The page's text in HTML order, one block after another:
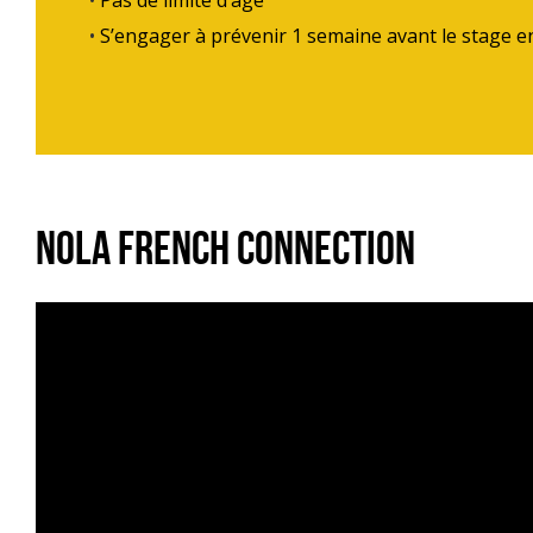
S’engager à prévenir 1 semaine avant le stage
Nola French Connection